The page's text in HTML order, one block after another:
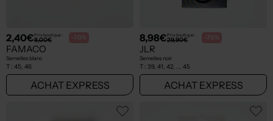
2,40€Prix boutique :
8,00€ -70%
FAMACO
Semelles blanc
T : 45, 46
ACHAT EXPRESS
8,98€Prix boutique :
29,90€ -70%
JLR
Semelles noir
T : 39, 41, 42, ... 45
ACHAT EXPRESS